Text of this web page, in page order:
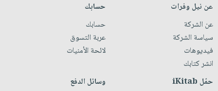
عن نيل وفرات
عن الشركة
سياسة الشركة
فيديوهات
انشر كتابك
حسابك
حسابك
عربة التسوق
لائحة الأمنيات
حمّل iKitab وسائل الدفع